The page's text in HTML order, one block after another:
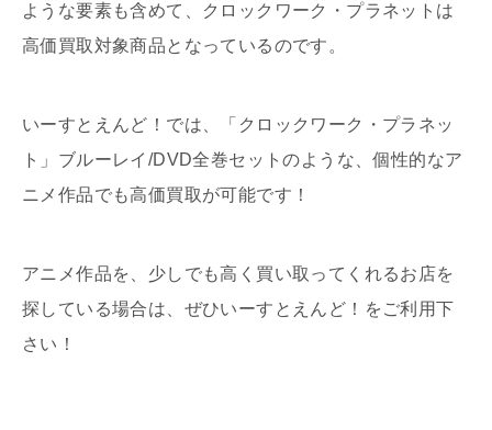
ような要素も含めて、クロックワーク・プラネットは
高価買取対象商品となっているのです。
いーすとえんど！では、「クロックワーク・プラネッ
ト」ブルーレイ/DVD全巻セットのような、個性的なア
ニメ作品でも高価買取が可能です！
アニメ作品を、少しでも高く買い取ってくれるお店を
探している場合は、ぜひいーすとえんど！をご利用下
さい！